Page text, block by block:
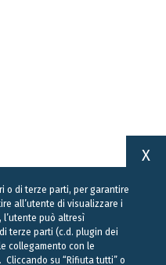
o di terze parti, per garantire
all’utente di visualizzare i
l’utente può altresì
terze parti (c.d. plugin dei
collegamento con le
su “Rifiuta tutti” o
X